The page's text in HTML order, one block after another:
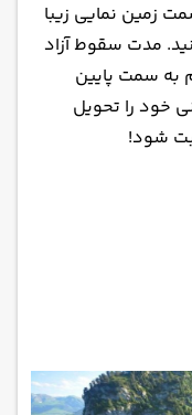
زمین نمایی زیبا
مدت سقوط آزاد
به سمت پایین
خود را تحویل
شود!